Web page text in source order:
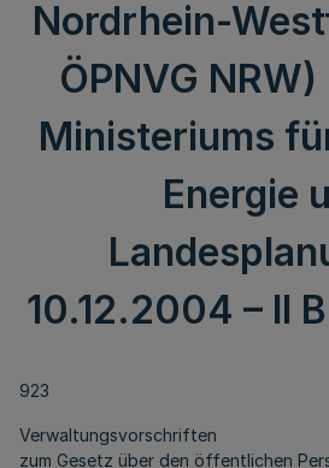
Nordrhein-
ÖPNVG
Ministeriums
Energie
10.12.2004 – II
923
Verwaltungsvorschriften
zum Gesetz über den öffentlichen